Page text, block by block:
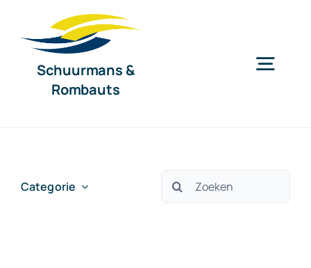
naar
Schuurmans &
Rombauts
Categorie
Zoeken